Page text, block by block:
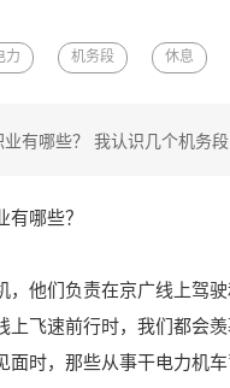
力 机务段 休息
有哪些？ 我认识几个机务
哪些？
，他们负责在京广线上驾
飞速前行时，我们都会羡
时，那些从事干电力机